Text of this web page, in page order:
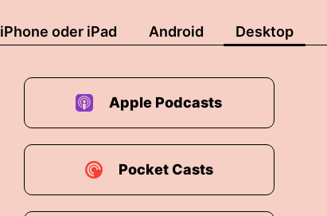
iPhone oder iPad Android Desktop
Apple Podcasts
Pocket Casts